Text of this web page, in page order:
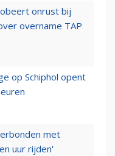
onrust bij
overname TAP
op Schiphol opent
met
uur rijden'